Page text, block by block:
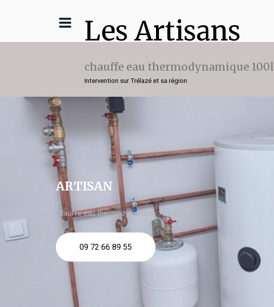
Les Artisans
chauffe eau thermodynamique 100l
Intervention sur Trélazé et sa région
ARTISAN
chauffe eau thermodynamique 100l Trélazé
09 72 66 89 55